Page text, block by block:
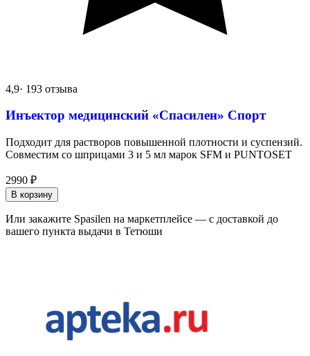
4,9· 193 отзыва
Инъектор медицинский «Спасилен» Спорт
Подходит для растворов повышенной плотности и суспензий.
Совместим со шприцами 3 и 5 мл марок SFM и PUNTOSET
2990 ₽
В корзину
Или закажите Spasilen на маркетплейсе — с доставкой до
вашего пункта выдачи в Тетюши